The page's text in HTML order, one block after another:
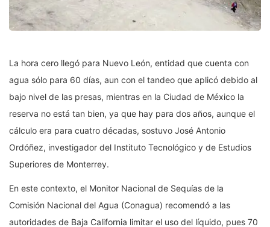
La hora cero llegó para Nuevo León, entidad que cuenta con
agua sólo para 60 días, aun con el tandeo que aplicó debido al
bajo nivel de las presas, mientras en la Ciudad de México la
reserva no está tan bien, ya que hay para dos años, aunque el
cálculo era para cuatro décadas, sostuvo José Antonio
Ordóñez, investigador del Instituto Tecnológico y de Estudios
Superiores de Monterrey.
En este contexto, el Monitor Nacional de Sequías de la
Comisión Nacional del Agua (Conagua) recomendó a las
autoridades de Baja California limitar el uso del líquido, pues 70